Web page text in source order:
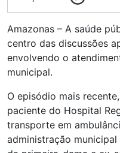
Amazonas – A saúde
centro das discussões
envolvendo o
municipal.
O episódio mais
paciente do Hospital
transporte em
administração